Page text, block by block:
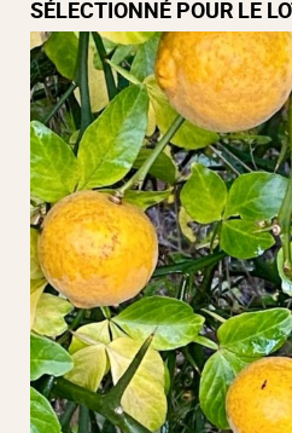
SÉLECTIONNÉ POUR LE